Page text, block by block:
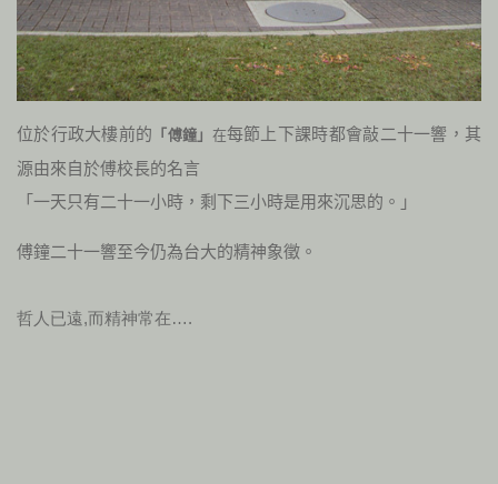
位於行政大樓前的 「傅鐘」 在每節上下課時都會敲二十一響，其
源由來自於傅校長的名言
「一天只有二十一小時，剩下三小時是用來沉思的。」
傅鐘二十一響至今仍為台大的精神象徵。
哲人已遠,而精神常在….